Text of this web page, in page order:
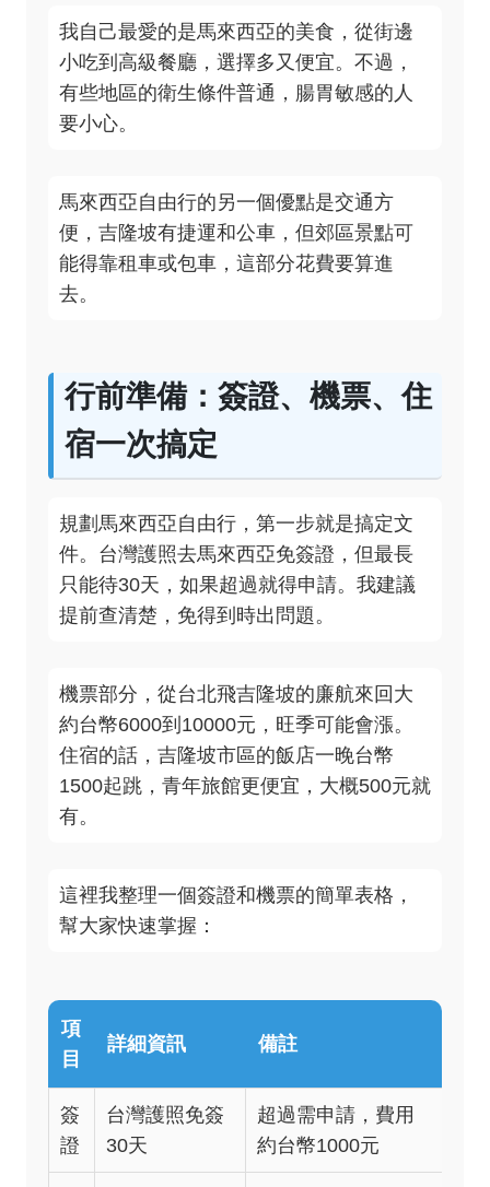
我自己最愛的是馬來西亞的美食，從街邊
小吃到高級餐廳，選擇多又便宜。不過，
有些地區的衛生條件普通，腸胃敏感的人
要小心。
馬來西亞自由行的另一個優點是交通方
便，吉隆坡有捷運和公車，但郊區景點可
能得靠租車或包車，這部分花費要算進
去。
行前準備：簽證、機票、住
宿一次搞定
規劃馬來西亞自由行，第一步就是搞定文
件。台灣護照去馬來西亞免簽證，但最長
只能待30天，如果超過就得申請。我建議
提前查清楚，免得到時出問題。
機票部分，從台北飛吉隆坡的廉航來回大
約台幣6000到10000元，旺季可能會漲。
住宿的話，吉隆坡市區的飯店一晚台幣
1500起跳，青年旅館更便宜，大概500元就
有。
這裡我整理一個簽證和機票的簡單表格，
幫大家快速掌握：
項
目
詳細資訊 備註
簽
證
台灣護照免簽
30天
超過需申請，費用
約台幣1000元